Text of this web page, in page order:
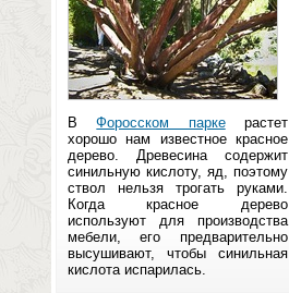
ВФоросском паркерастет
хорошо нам известное красное
дерево. Древесина содержит
синильную кислоту, яд, поэтому
ствол нельзя трогать руками.
Когда красное дерево
используют для производства
мебели, его предварительно
высушивают, чтобы синильная
кислота испарилась.